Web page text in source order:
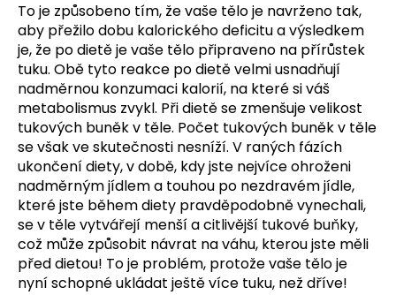
To je způsobeno tím, že vaše tělo je navrženo tak,
aby přežilo dobu kalorického deficitu a výsledkem
je, že po dietě je vaše tělo připraveno na přírůstek
tuku. Obě tyto reakce po dietě velmi usnadňují
nadměrnou konzumaci kalorií, na které si váš
metabolismus zvykl. Při dietě se zmenšuje velikost
tukových buněk v těle. Počet tukových buněk v těle
se však ve skutečnosti nesníží. V raných fázích
ukončení diety, v době, kdy jste nejvíce ohroženi
nadměrným jídlem a touhou po nezdravém jídle,
které jste během diety pravděpodobně vynechali,
se v těle vytvářejí menší a citlivější tukové buňky,
což může způsobit návrat na váhu, kterou jste měli
před dietou! To je problém, protože vaše tělo je
nyní schopné ukládat ještě více tuku, než dříve!